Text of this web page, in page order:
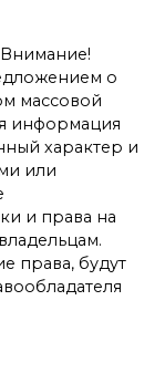
о
массовой
информация
характер и
или
и права на
права, будут